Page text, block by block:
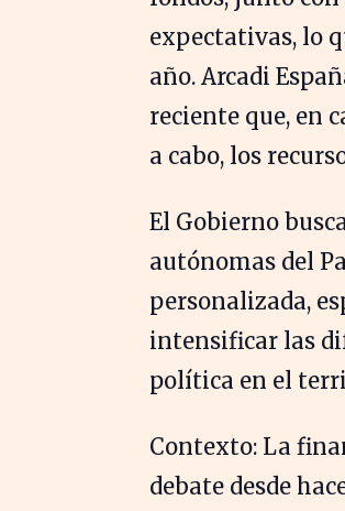
expectativas, lo
año. Arcadi
reciente que, en
a cabo, los
El Gobierno
autónomas del
personalizada,
intensificar las
política en el
Contexto: La
debate desde